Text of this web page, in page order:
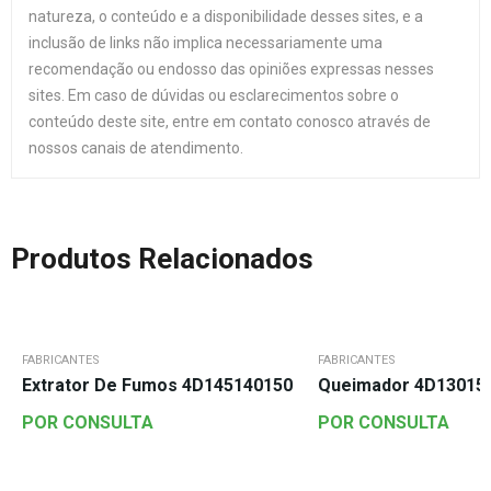
natureza, o conteúdo e a disponibilidade desses sites, e a
inclusão de links não implica necessariamente uma
recomendação ou endosso das opiniões expressas nesses
sites. Em caso de dúvidas ou esclarecimentos sobre o
conteúdo deste site, entre em contato conosco através de
nossos canais de atendimento.
Produtos Relacionados
FABRICANTES
Extrator De Fumos 4D145140150
POR CONSULTA
FABRICANTES
Queimador
POR CONSULTA